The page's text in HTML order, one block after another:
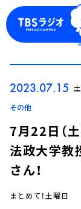
2023.07.15
その他
7月22日（
法政大学教
さん！
まとめて！土曜日